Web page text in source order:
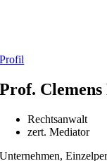
Profil
Prof. Clemens
Rechtsanwalt
zert. Mediator
Unternehmen,